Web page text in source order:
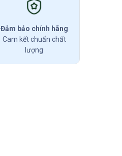
Đảm bảo chính hãng
Cam kết chuẩn chất
lượng